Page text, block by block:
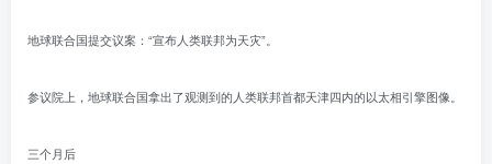
地球联合国提交议案：“宣布人类联邦为天灾”。
参议院上，地球联合国拿出了观测到的人类联邦首都天津四内的以太相引擎图像。
三个月后